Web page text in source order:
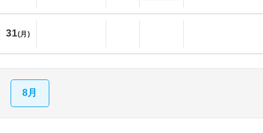
31(月)
8月